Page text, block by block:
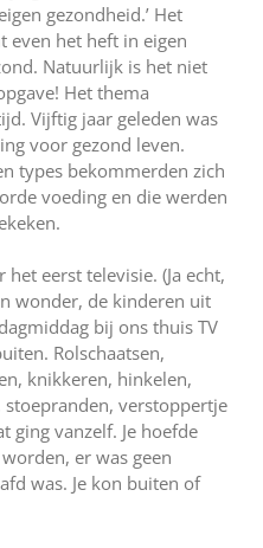
gezondheid.’ Het
even het heft in eigen
Natuurlijk is het niet
Het thema
Vijftig jaar geleden was
voor gezond leven.
types bekommerden zich
voeding en die werden
eerst televisie. (Ja echt,
wonder, de kinderen uit
bij ons thuis TV
Rolschaatsen,
knikkeren, hinkelen,
verstoppertje
ging vanzelf. Je hoefde
er was geen
was. Je kon buiten of